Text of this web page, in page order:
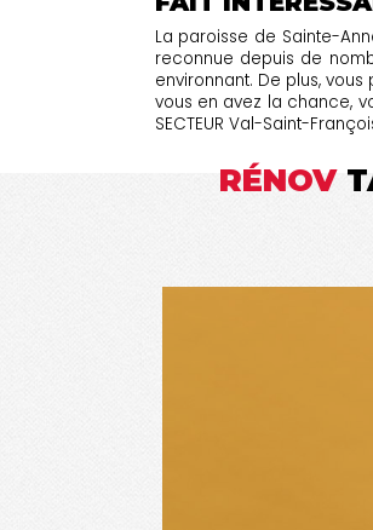
La paroisse de Sainte-
reconnue depuis de
environnant. De plus,
vous en avez la chance,
SECTEUR Val-Saint-
RÉNOV